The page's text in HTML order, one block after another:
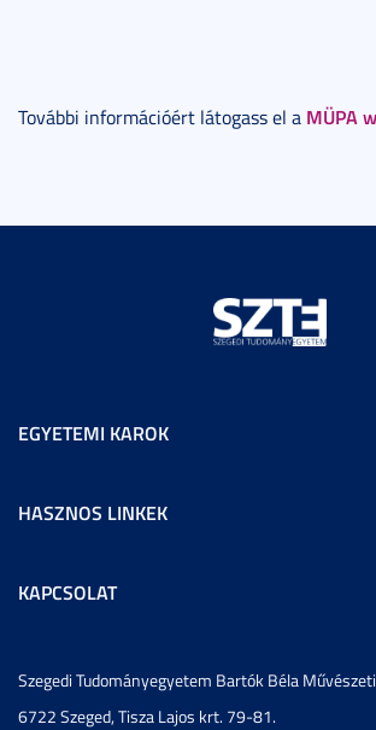
További információért látogass el a MÜPA
EGYETEMI KAROK
HASZNOS LINKEK
KAPCSOLAT
Szegedi Tudományegyetem Bartók Béla
6722 Szeged, Tisza Lajos krt. 79-81.